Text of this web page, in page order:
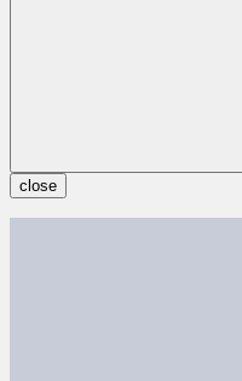
close